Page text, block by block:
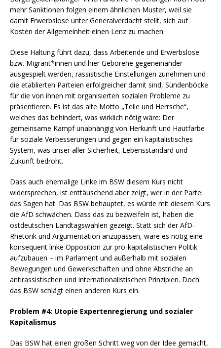
mehr Sanktionen folgen einem ähnlichen Muster, weil sie
damit Erwerbslose unter Generalverdacht stellt, sich auf
Kosten der Allgemeinheit einen Lenz zu machen.
Diese Haltung führt dazu, dass Arbeitende und Erwerbslose
bzw. Migrant*innen und hier Geborene gegeneinander
ausgespielt werden, rassistische Einstellungen zunehmen und
die etablierten Parteien erfolgreicher damit sind, Sündenböcke
für die von ihnen mit organisierten sozialen Probleme zu
präsentieren. Es ist das alte Motto „Teile und Herrsche“,
welches das behindert, was wirklich nötig wäre: Der
gemeinsame Kampf unabhängig von Herkunft und Hautfarbe
für soziale Verbesserungen und gegen ein kapitalistisches
System, was unser aller Sicherheit, Lebensstandard und
Zukunft bedroht.
Dass auch ehemalige Linke im BSW diesem Kurs nicht
widersprechen, ist enttäuschend aber zeigt, wer in der Partei
das Sagen hat. Das BSW behauptet, es würde mit diesem Kurs
die AfD schwächen. Dass das zu bezweifeln ist, haben die
ostdeutschen Landtagswahlen gezeigt. Statt sich der AfD-
Rhetorik und Argumentation anzupassen, wäre es nötig eine
konsequent linke Opposition zur pro-kapitalistischen Politik
aufzubauen – im Parlament und außerhalb mit sozialen
Bewegungen und Gewerkschaften und ohne Abstriche an
antirassistischen und internationalistischen Prinzipien. Doch
das BSW schlägt einen anderen Kurs ein.
Problem #4: Utopie Expertenregierung und sozialer
Kapitalismus
Das BSW hat einen großen Schritt weg von der Idee gemacht,